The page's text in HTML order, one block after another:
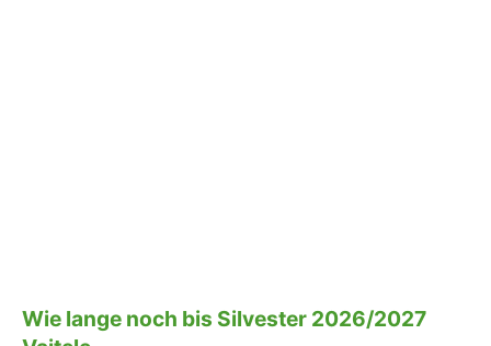
Wie lange noch bis Silvester 2026/2027